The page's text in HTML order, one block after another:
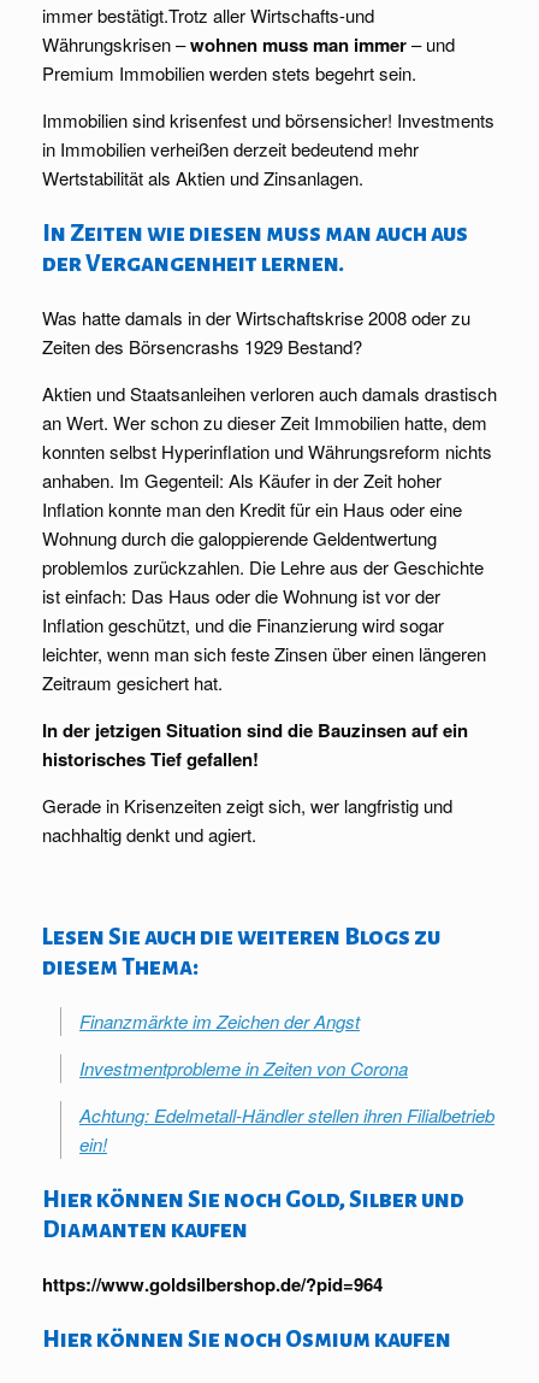
immer bestätigt.Trotz aller Wirtschafts-und
Währungskrisen –wohnen muss man immer– und
Premium Immobilien werden stets begehrt sein.
Immobilien sind krisenfest und börsensicher! Investments
in Immobilien verheißen derzeit bedeutend mehr
Wertstabilität als Aktien und Zinsanlagen.
In Zeiten wie diesen muss man auch aus
der Vergangenheit lernen.
Was hatte damals in der Wirtschaftskrise 2008 oder zu
Zeiten des Börsencrashs 1929 Bestand?
Aktien und Staatsanleihen verloren auch damals drastisch
an Wert. Wer schon zu dieser Zeit Immobilien hatte, dem
konnten selbst Hyperinflation und Währungsreform nichts
anhaben. Im Gegenteil: Als Käufer in der Zeit hoher
Inflation konnte man den Kredit für ein Haus oder eine
Wohnung durch die galoppierende Geldentwertung
problemlos zurückzahlen. Die Lehre aus der Geschichte
ist einfach: Das Haus oder die Wohnung ist vor der
Inflation geschützt, und die Finanzierung wird sogar
leichter, wenn man sich feste Zinsen über einen längeren
Zeitraum gesichert hat.
In der jetzigen Situation sind die Bauzinsen auf ein
historisches Tief gefallen!
Gerade in Krisenzeiten zeigt sich, wer langfristig und
nachhaltig denkt und agiert.
Lesen Sie auch die weiteren Blogs zu
diesem Thema:
Finanzmärkte im Zeichen der Angst
Investmentprobleme in Zeiten von Corona
Achtung: Edelmetall-Händler stellen ihren Filialbetrieb
ein!
Hier können Sie noch Gold, Silber und
Diamanten kaufen
https://www.goldsilbershop.de/?pid=964
Hier können Sie noch Osmium kaufen